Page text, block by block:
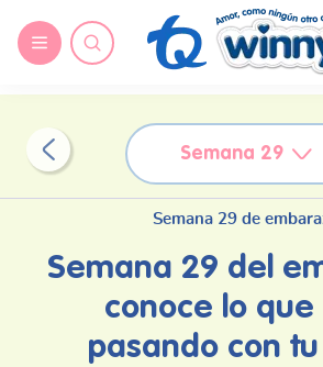
Semana 29
Semana 29 de
Semana 29 del
conoce lo que
pasando con